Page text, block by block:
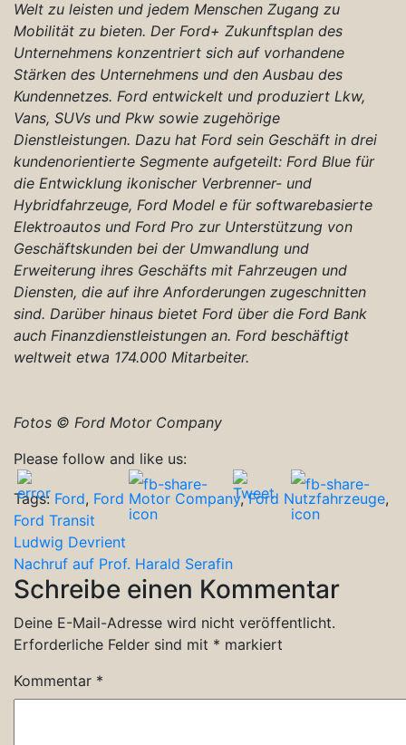
Welt zu leisten und jedem Menschen Zugang zu
Mobilität zu bieten. Der Ford+ Zukunftsplan des
Unternehmens konzentriert sich auf vorhandene
Stärken des Unternehmens und den Ausbau des
Kundennetzes. Ford entwickelt und produziert Lkw,
Vans, SUVs und Pkw sowie zugehörige
Dienstleistungen. Dazu hat Ford sein Geschäft in drei
kundenorientierte Segmente aufgeteilt: Ford Blue für
die Entwicklung ikonischer Verbrenner- und
Hybridfahrzeuge, Ford Model e für softwarebasierte
Elektroautos und Ford Pro zur Unterstützung von
Geschäftskunden bei der Umwandlung und
Erweiterung ihres Geschäfts mit Fahrzeugen und
Diensten, die auf ihre Anforderungen zugeschnitten
sind. Darüber hinaus bietet Ford über die Ford Bank
auch Finanzdienstleistungen an. Ford beschäftigt
weltweit etwa 174.000 Mitarbeiter.
Fotos © Ford Motor Company
Please follow and like us:
Tags: Ford, Ford Motor Company,Ford Nutzfahrzeuge,
Ford Transit
Beitragsnavigation
Ludwig Devrient
Nachruf auf Prof. Harald Serafin
Schreibe einen Kommentar
Deine E-Mail-Adresse wird nicht veröffentlicht.
Erforderliche Felder sind mit * markiert
Kommentar *